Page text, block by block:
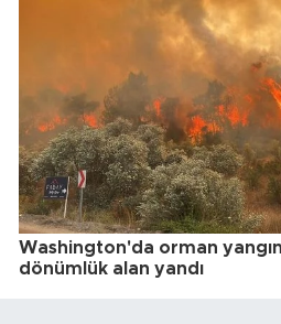
Washington'da orman
dönümlük alan yandı